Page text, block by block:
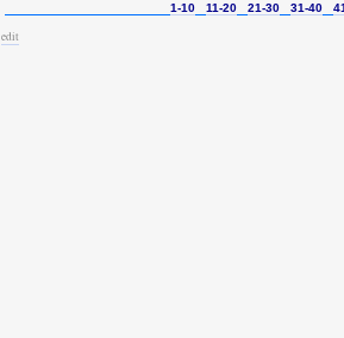
1-10
11-20 21-30 31-40
edit